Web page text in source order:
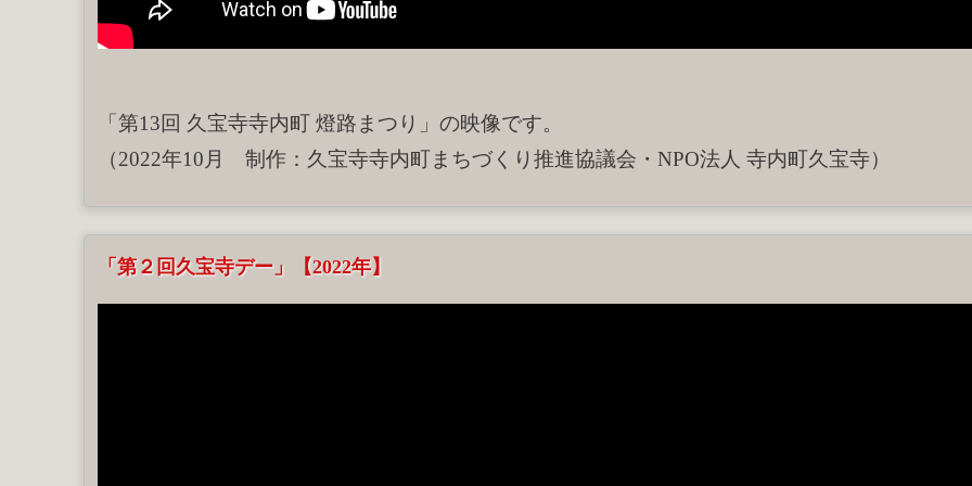
「第13回 久宝寺寺内町 燈路まつり」の映像です。
（2022年10月 制作：久宝寺寺内町まちづくり推進協議会・NPO法人 寺内町久宝寺）
「第２回久宝寺デー」【2022年】